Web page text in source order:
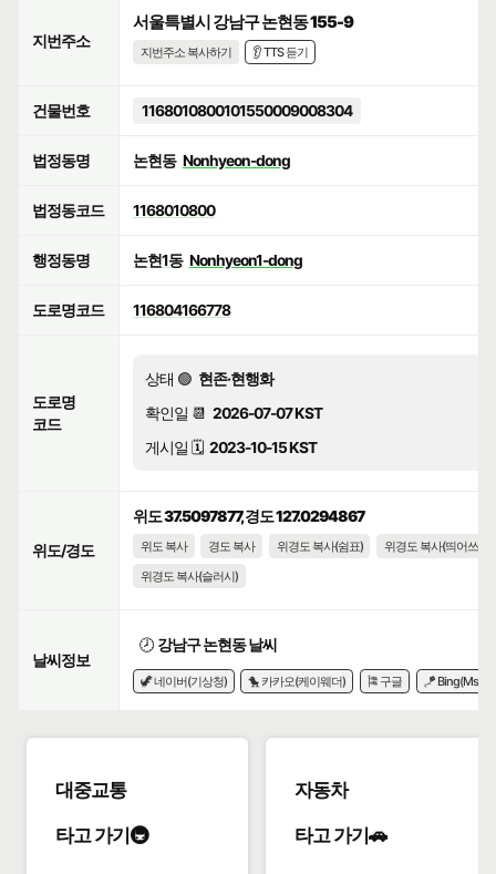
지번주소
서울특별시 강남구 논현동 155-9
지번주소 복사하기 👂 TTS 듣기
건물번호 1168010800101550009008304
법정동명 논현동 Nonhyeon-dong
법정동코드 1168010800
행정동명 논현1동 Nonhyeon1-dong
도로명코드 116804166778
도로명
코드
상태 🟢 현존·현행화
확인일 📆 2026-07-07 KST
게시일 🗓️ 2023-10-15 KST
위도/경도
위도 37.5097877, 경도 127.0294867
위도 복사 경도 복사 위경도 복사(쉼표)
위경도 복사(띄어쓰기)
위경도 복사(슬러시)
날씨정보
🕗 강남구 논현동 날씨
🦖 네이버(기상청) 🐤 카카오(케이웨더) 🎏 구글 🪁 Bing(Msn)
대중교통
타고 가기🚇
자동차
타고 가기🚗